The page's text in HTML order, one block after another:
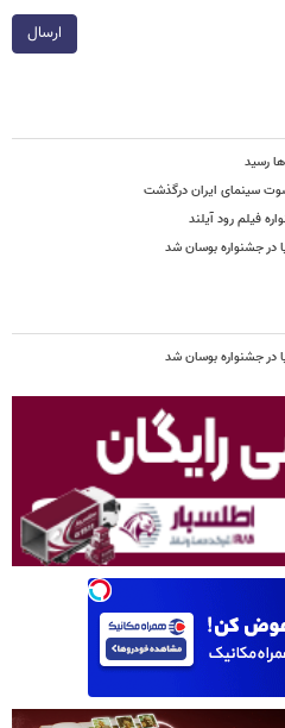
ارسال
رسید
سینمای ایران درگذشت
در جشنواره بوسان شد
در جشنواره بوسان شد